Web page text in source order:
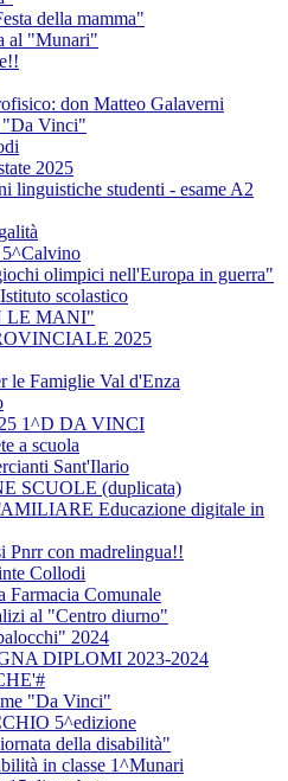
della mamma"
al "Munari"
don Matteo Galaverni
"Da Vinci"
2025
linguistiche studenti - esame A2
5^Calvino
olimpici nell'Europa in guerra"
scolastico
LE MANI"
2025
le Famiglie Val d'Enza
1^D DA VINCI
a scuola
Sant'Ilario
SCUOLE (duplicata)
Educazione digitale in
Pnrr con madrelingua!!
Collodi
Farmacia Comunale
al "Centro diurno"
2024
DIPLOMI 2023-2024
"Da Vinci"
5^edizione
della disabilità"
in classe 1^Munari